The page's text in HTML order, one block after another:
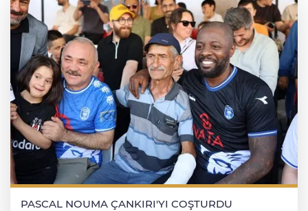
PASCAL NOUMA ÇANKIRI'YI COŞTURDU